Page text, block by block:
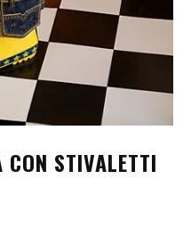
CON STIVALETTI